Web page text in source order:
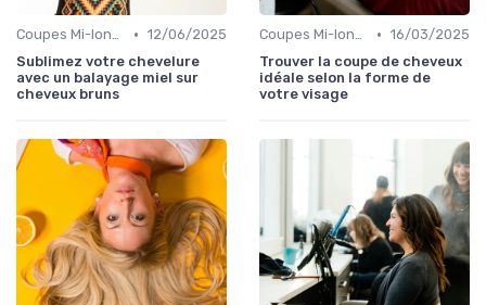
Coupes Mi-longues • 12/06/2025
Sublimez votre chevelure
avec un balayage miel sur
cheveux bruns
Coupes Mi-longues • 16/03/2025
Trouver la coupe de cheveux
idéale selon la forme de
votre visage